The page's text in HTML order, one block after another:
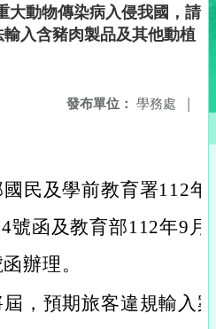
大動物傳染病入侵我國，請
入含豬肉製品及其他動植
發布單位： 學務處 |
民及學前教育署112
號函及教育部112年9
辦理。
，預期旅客違規輸入